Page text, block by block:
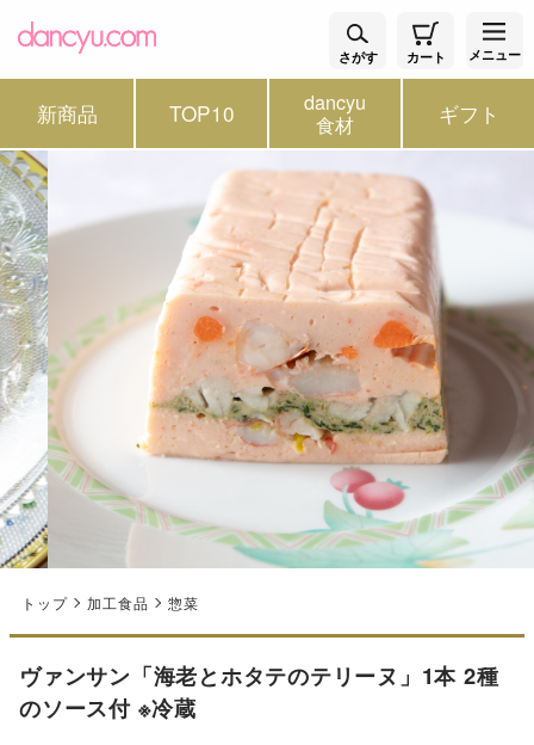
さがす カート メニュー
新商品 TOP10 dancyu
食材 ギフト
トップ 加工食品 惣菜
ヴァンサン「海老とホタテのテリーヌ」1本 2種
のソース付 ※冷蔵